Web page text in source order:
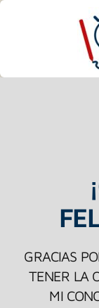
GRACIAS
TENER LA
MI